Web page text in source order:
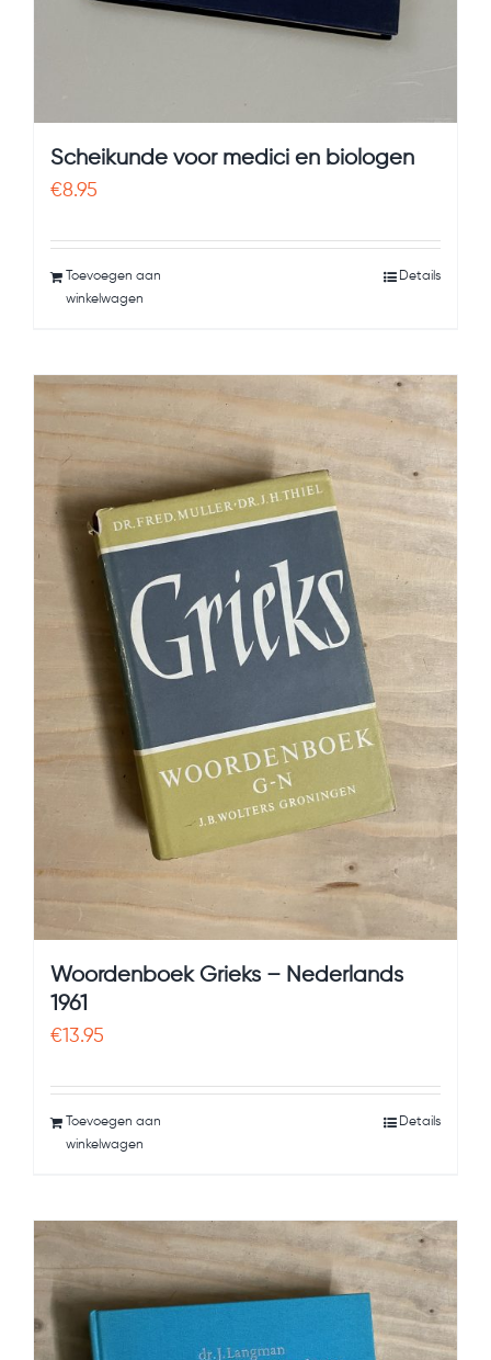
Scheikunde voor medici en biologen
€8.95
Toevoegen aan
winkelwagen
Details
Woordenboek Grieks – Nederlands
1961
€13.95
Toevoegen aan
winkelwagen
Details